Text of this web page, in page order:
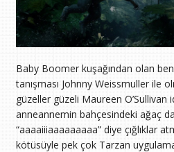
Baby Boomer kuşağından olan
tanışması Johnny Weissmuller ile
güzeller güzeli Maureen O’Sullivan
anneannemin bahçesindeki ağaç
“aaaaiiiaaaaaaaaa” diye çığlıklar
kötüsüyle pek çok Tarzan